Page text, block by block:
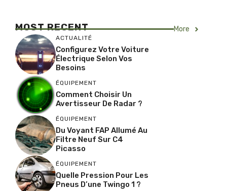
MOST RECENT More
ACTUALITÉ
Configurez Votre Voiture
Électrique Selon Vos
Besoins
ÉQUIPEMENT
Comment Choisir Un
Avertisseur De Radar ?
ÉQUIPEMENT
Du Voyant FAP Allumé Au
Filtre Neuf Sur C4
Picasso
ÉQUIPEMENT
Quelle Pression Pour Les
Pneus D’une Twingo 1 ?